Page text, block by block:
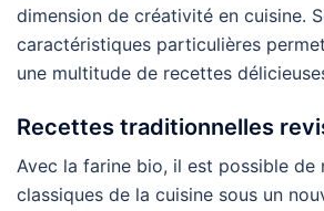
dimension de créativité en cuisine.
caractéristiques particulières
une multitude de recettes
Recettes traditionnelles
Avec la farine bio, il est possible de
classiques de la cuisine sous un